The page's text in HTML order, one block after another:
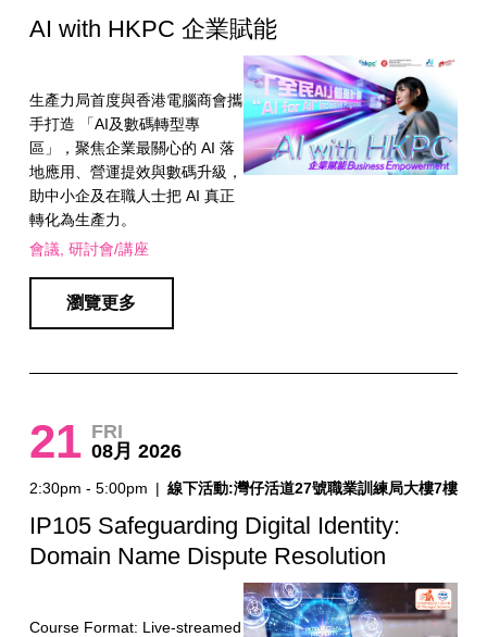
AI with HKPC 企業賦能
生產力局首度與香港電腦商會攜
手打造 「AI及數碼轉型專
區」，聚焦企業最關心的 AI 落
地應用、營運提效與數碼升級，
助中小企及在職人士把 AI 真正
轉化為生產力。
會議 研討會/講座
瀏覽更多
21 FRI
08月 2026
2:30pm - 5:00pm | 線下活動:灣仔活道27號職業訓練局大樓7樓
IP105 Safeguarding Digital Identity:
Domain Name Dispute Resolution
Course Format: Live-streamed